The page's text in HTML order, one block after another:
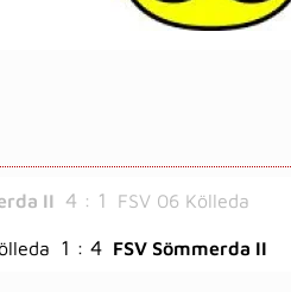
II 4 : 1 FSV 06 Kölleda
1 : 4 FSV Sömmerda II